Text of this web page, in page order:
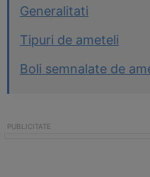
Generalitati
Tipuri de ameteli
Boli semnalate de